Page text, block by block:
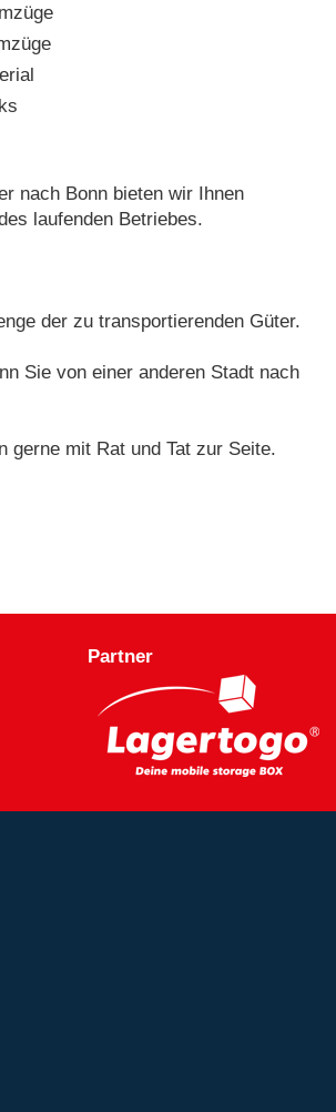
nach Bonn bieten wir Ihnen
laufenden Betriebes.
der zu transportierenden Güter.
Sie von einer anderen Stadt nach
gerne mit Rat und Tat zur Seite.
Partner